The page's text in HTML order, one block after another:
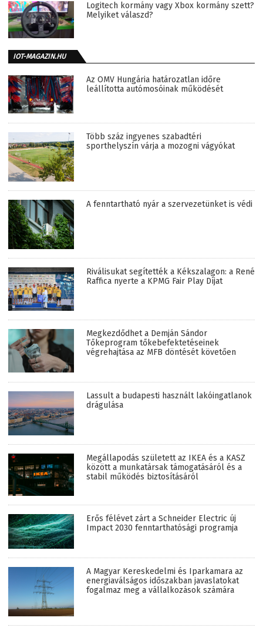
Logitech kormány vagy Xbox kormány szett?
Melyiket válaszd?
IOT-MAGAZIN.HU
Az OMV Hungária határozatlan időre
leállította autómosóinak működését
Több száz ingyenes szabadtéri
sporthelyszín várja a mozogni vágyókat
A fenntartható nyár a szervezetünket is védi
Riválisukat segítették a Kékszalagon: a René
Raffica nyerte a KPMG Fair Play Díjat
Megkezdődhet a Demján Sándor
Tőkeprogram tőkebefektetéseinek
végrehajtása az MFB döntését követően
Lassult a budapesti használt lakóingatlanok
drágulása
Megállapodás született az IKEA és a KASZ
között a munkatársak támogatásáról és a
stabil működés biztosításáról
Erős félévet zárt a Schneider Electric új
Impact 2030 fenntarthatósági programja
A Magyar Kereskedelmi és Iparkamara az
energiaválságos időszakban javaslatokat
fogalmaz meg a vállalkozások számára